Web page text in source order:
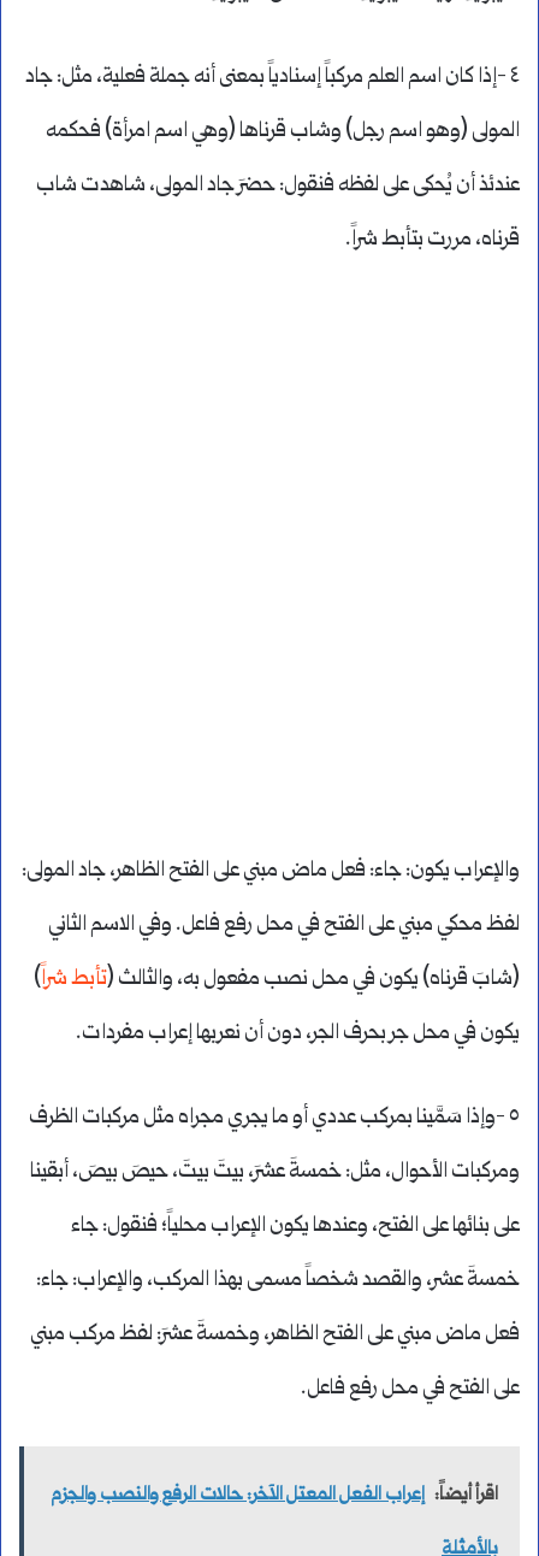
٤ -إذا كان اسم العلم مركباً إسنادياً بمعنى أنه جملة فعلية، مثل: جاد
المولى (وهو اسم رجل) وشاب قرناها (وهي اسم امرأة) فحكمه
عندئذ أن يُحكى على لفظه فنقول: حضرَ جاد المولى، شاهدت شاب
قرناه، مررت بتأبط شراً.
والإعراب يكون: جاء: فعل ماض مبني على الفتح الظاهر، جاد المولى:
لفظ محكي مبني على الفتح في محل رفع فاعل. وفي الاسم الثاني
(شابَ قرناه) يكون في محل نصب مفعول به، والثالث (تأبط شراً)
يكون في محل جر بحرف الجر، دون أن نعربها إعراب مفردات.
٥ -وإذا سَمَّينا بمركب عددي أو ما يجري مجراه مثل مركبات الظرف
ومركبات الأحوال، مثل: خمسةَ عشرَ، بيتَ بيتَ، حيصَ بيصَ، أبقينا
على بنائها على الفتح، وعندها يكون الإعراب محلياً؛ فنقول: جاء
خمسةَ عشر، والقصد شخصاً مسمى بهذا المركب، والإعراب: جاء:
فعل ماض مبني على الفتح الظاهر، وخمسةَ عشرَ: لفظ مركب مبني
على الفتح في محل رفع فاعل.
اقرأ أيضاً: إعراب الفعل المعتل الآخر: حالات الرفع والنصب والجزم
بالأمثلة